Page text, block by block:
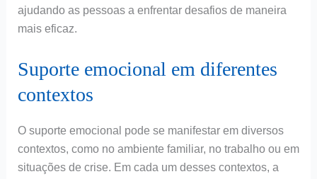
ajudando as pessoas a enfrentar desafios de maneira
mais eficaz.
Suporte emocional em diferentes
contextos
O suporte emocional pode se manifestar em diversos
contextos, como no ambiente familiar, no trabalho ou em
situações de crise. Em cada um desses contextos, a